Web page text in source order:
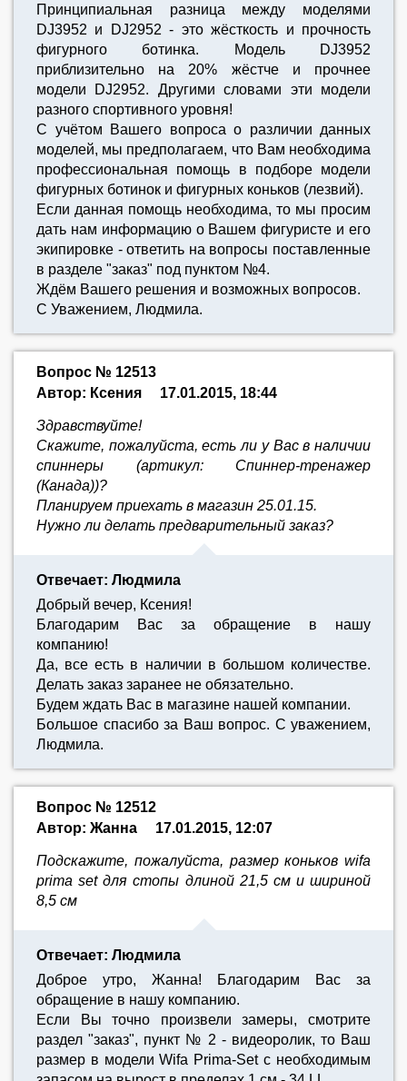
Принципиальная разница между моделями
DJ3952 и DJ2952 - это жёсткость и прочность
фигурного ботинка. Модель DJ3952
приблизительно на 20% жёстче и прочнее
модели DJ2952. Другими словами эти модели
разного спортивного уровня!
С учётом Вашего вопроса о различии данных
моделей, мы предполагаем, что Вам необходима
профессиональная помощь в подборе модели
фигурных ботинок и фигурных коньков (лезвий).
Если данная помощь необходима, то мы просим
дать нам информацию о Вашем фигуристе и его
экипировке - ответить на вопросы поставленные
в разделе "заказ" под пунктом №4.
Ждём Вашего решения и возможных вопросов.
С Уважением, Людмила.
Вопрос № 12513
Автор: Ксения
17.01.2015, 18:44
Здравствуйте!
Скажите, пожалуйста, есть ли у Вас в наличии
спиннеры (артикул: Спиннер-тренажер
(Канада))?
Планируем приехать в магазин 25.01.15.
Нужно ли делать предварительный заказ?
Отвечает: Людмила
Добрый вечер, Ксения!
Благодарим Вас за обращение в нашу
компанию!
Да, все есть в наличии в большом количестве.
Делать заказ заранее не обязательно.
Будем ждать Вас в магазине нашей компании.
Большое спасибо за Ваш вопрос. С уважением,
Людмила.
Вопрос № 12512
Автор: Жанна
17.01.2015, 12:07
Подскажите, пожалуйста, размер коньков wifa
prima set для стопы длиной 21,5 см и шириной
8,5 см
Отвечает: Людмила
Доброе утро, Жанна! Благодарим Вас за
обращение в нашу компанию.
Если Вы точно произвели замеры, смотрите
раздел "заказ", пункт № 2 - видеоролик, то Ваш
размер в модели Wifa Prima-Set с необходимым